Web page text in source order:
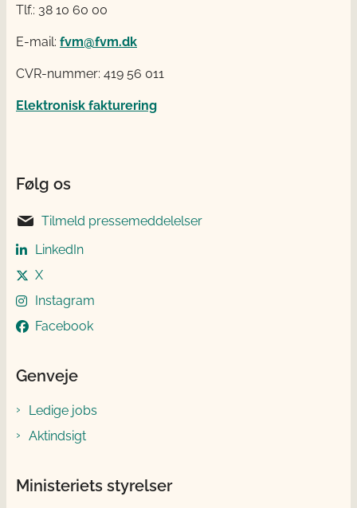
Tlf.: 38 10 60 00
E-mail: fvm@fvm.dk
CVR-nummer: 419 56 011
Elektronisk fakturering
Følg os
Tilmeld pressemeddelelser
LinkedIn
X
Instagram
Facebook
Genveje
Ledige jobs
Aktindsigt
Ministeriets styrelser